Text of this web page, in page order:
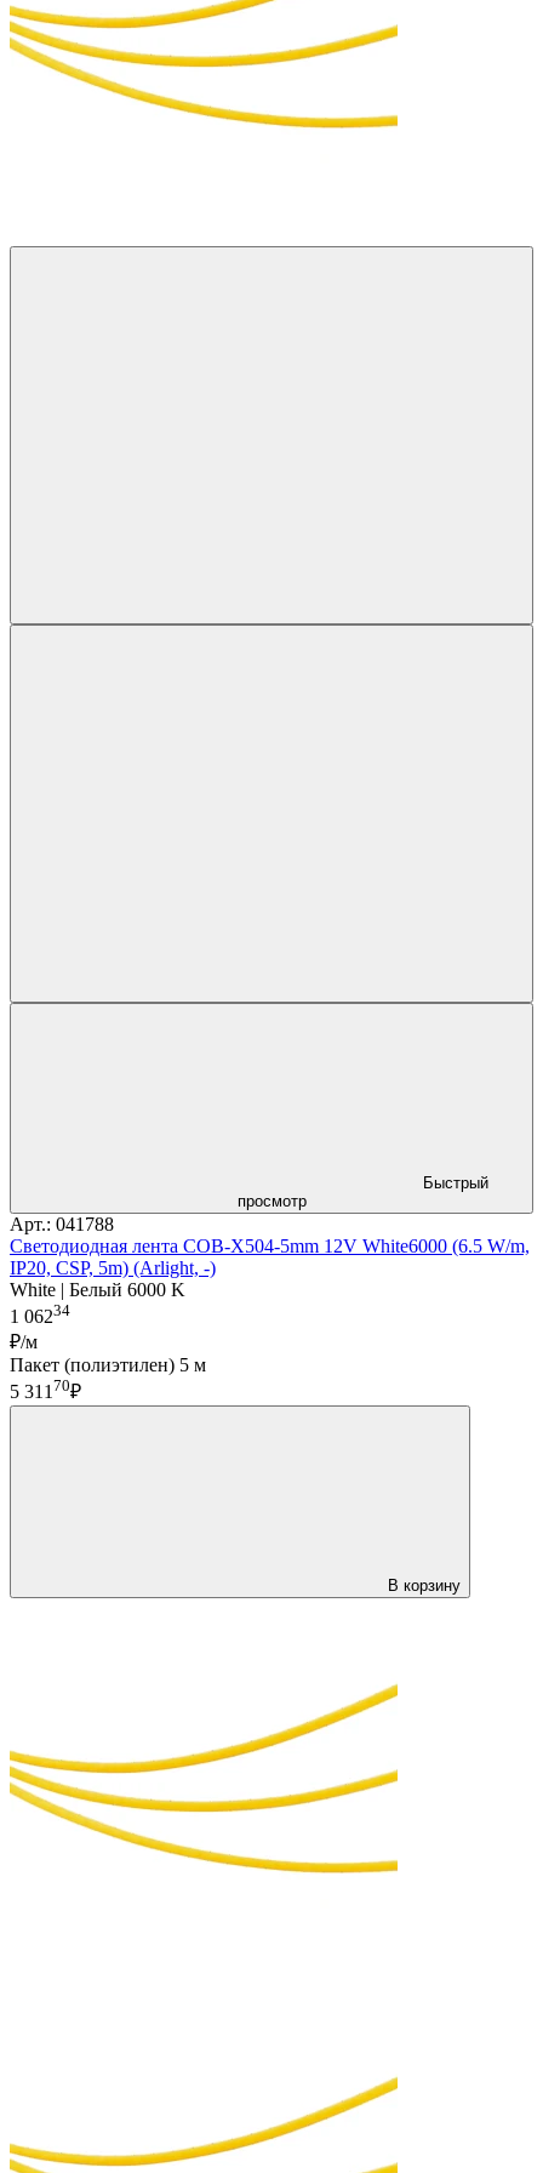
Быстрый
просмотр
Арт.: 041788
Светодиодная лента COB-X504-5mm 12V White6000 (6.5 W/m,
IP20, CSP, 5m) (Arlight, -)
White | Белый 6000 K
1 06234
₽/м
Пакет (полиэтилен) 5 м
5 31170₽
В корзину